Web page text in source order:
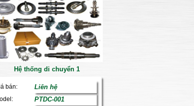
Hệ thống di chuyển 1
bán: Liên hệ
PTDC-001